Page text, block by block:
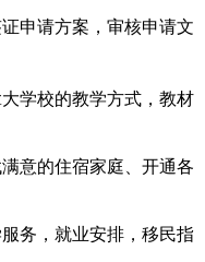
申请方案，审核申请文
学校的教学方式，教材
意的住宿家庭、开通各
务，就业安排，移民指